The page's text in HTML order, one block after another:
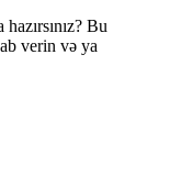
Bu
verin və ya